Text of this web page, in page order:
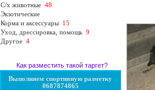
С/х животные 48
Экзотические
Корма и аксессуары 15
Уход, дрессировка, помощь 9
Другое 4
Как разместить такой таргет?
Выполняем спортивную разметку
0687874865